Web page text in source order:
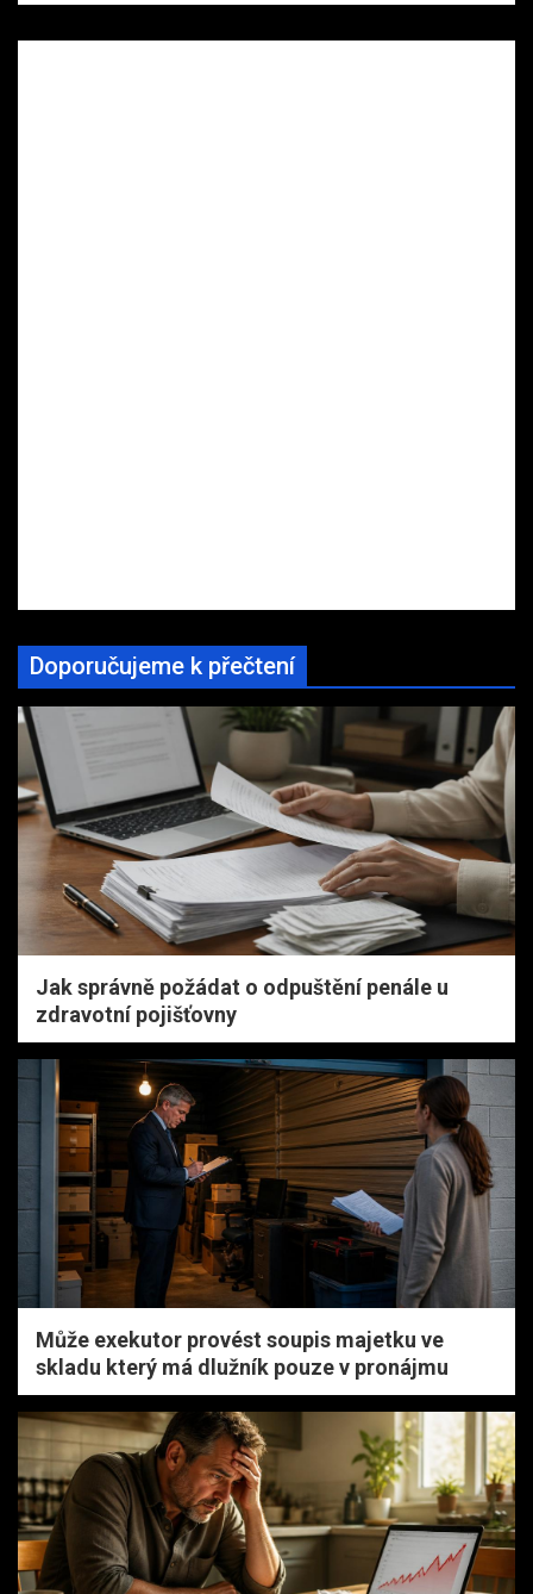
Doporučujeme k přečtení
Jak správně požádat o odpuštění penále u
zdravotní pojišťovny
Může exekutor provést soupis majetku ve
skladu který má dlužník pouze v pronájmu